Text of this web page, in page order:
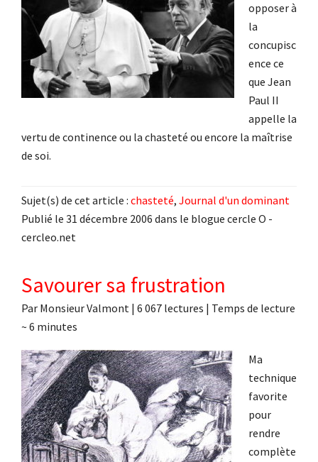
opposer à
la
concupisc
ence ce
que Jean
Paul II
appelle la
vertu de continence ou la chasteté ou encore la maîtrise
de soi.
Sujet(s) de cet article : chasteté, Journal d'un dominant
Publié le 31 décembre 2006 dans le blogue cercle O -
cercleo.net
Savourer sa frustration
Par Monsieur Valmont | 6 067 lectures | Temps de lecture
~ 6 minutes
Ma
technique
favorite
pour
rendre
complète